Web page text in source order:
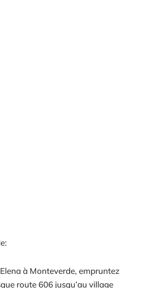
à Monteverde, empruntez
route 606 jusqu’au village